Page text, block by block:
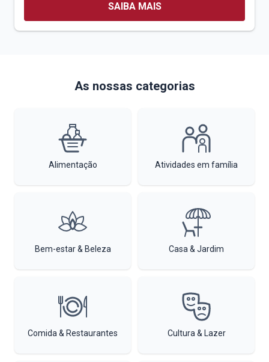
SAIBA MAIS
As nossas categorias
Alimentação Atividades em família
Bem-estar & Beleza Casa & Jardim
Comida & Restaurantes Cultura & Lazer